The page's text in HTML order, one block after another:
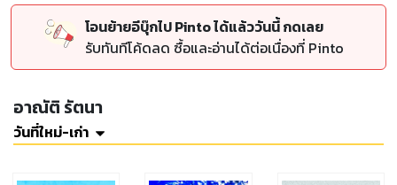
โอนย้ายอีบุ๊กไป Pinto ได้แล้ววันนี้ กดเลย
รับทันทีโค้ดลด ซื้อและอ่านได้ต่อเนื่องที่ Pinto
อาณัติ รัตนา
วันที่ใหม่-เก่า